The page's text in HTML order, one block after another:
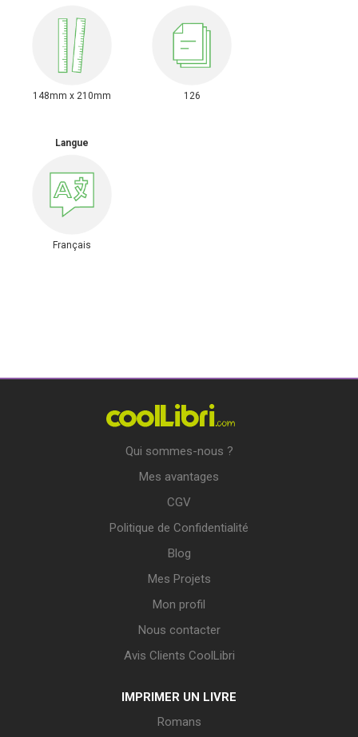
148mm x 210mm 126
Langue
Français
Qui sommes-nous ?
Mes avantages
CGV
Politique de Confidentialité
Blog
Mes Projets
Mon profil
Nous contacter
Avis Clients CoolLibri
IMPRIMER UN LIVRE
Romans